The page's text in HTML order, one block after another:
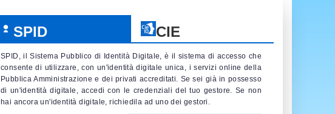
SPID CIE
SPID, il Sistema Pubblico di Identità Digitale, è il sistema di accesso che
consente di utilizzare, con un'identità digitale unica, i servizi online della
Pubblica Amministrazione e dei privati accreditati. Se sei già in possesso
di un'identità digitale, accedi con le credenziali del tuo gestore. Se non
hai ancora un'identità digitale, richiedila ad uno dei gestori.